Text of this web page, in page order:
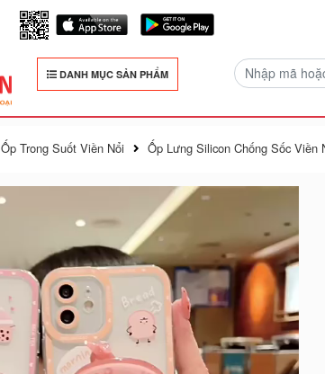
DANH MỤC SẢN PHẨM
Ốp Trong Suốt Viền Nổi Ốp Lưng Silicon Chống Sốc Viền